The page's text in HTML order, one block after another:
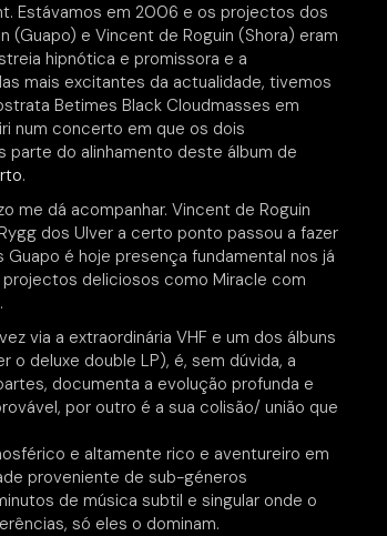
Estávamos em 2006 e os projectos dos
(Guapo) e Vincent de Roguin (Shora) eram
hipnótica e promissora e a
mais excitantes da actualidade, tivemos
Betimes Black Cloudmasses em
num concerto em que os dois
parte do alinhamento deste álbum de
.
me dá acompanhar. Vincent de Roguin
dos Ulver a certo ponto passou a fazer
Guapo é hoje presença fundamental nos já
deliciosos como Miracle com
via a extraordinária VHF e um dos álbuns
o deluxe double LP), é, sem dúvida, a
documenta a evolução profunda e
por outro é a sua colisão/ união que
e altamente rico e aventureiro em
proveniente de sub-géneros
de música subtil e singular onde o
só eles o dominam.